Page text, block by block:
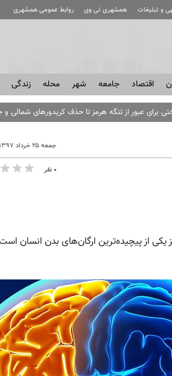
و تبلیغات همشهری تی وی روابط عمومی همشهری
اقتصاد جامعه شهر محله زندگی
برای عبور از تنگه هرمز تا حذف کریدورهای شمالی و
جمعه ۲۵ خرداد ۱۳۹۷ - ۱۷:۵۹
۰ نفر
یکی از پیچیده‌ترین ارگان‌های بدن